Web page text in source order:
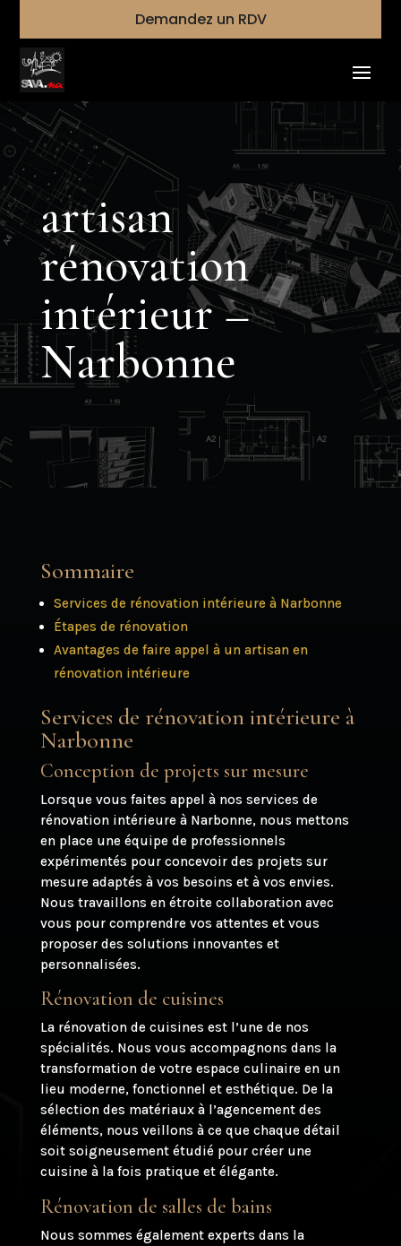
Demandez un RDV
artisan
rénovation
intérieur –
Narbonne
Sommaire
Services de rénovation intérieure à Narbonne
Étapes de rénovation
Avantages de faire appel à un artisan en
rénovation intérieure
Services de rénovation intérieure à
Narbonne
Conception de projets sur mesure
Lorsque vous faites appel à nos services de
rénovation intérieure à Narbonne, nous mettons
en place une équipe de professionnels
expérimentés pour concevoir des projets sur
mesure adaptés à vos besoins et à vos envies.
Nous travaillons en étroite collaboration avec
vous pour comprendre vos attentes et vous
proposer des solutions innovantes et
personnalisées.
Rénovation de cuisines
La rénovation de cuisines est l’une de nos
spécialités. Nous vous accompagnons dans la
transformation de votre espace culinaire en un
lieu moderne, fonctionnel et esthétique. De la
sélection des matériaux à l’agencement des
éléments, nous veillons à ce que chaque détail
soit soigneusement étudié pour créer une
cuisine à la fois pratique et élégante.
Rénovation de salles de bains
Nous sommes également experts dans la